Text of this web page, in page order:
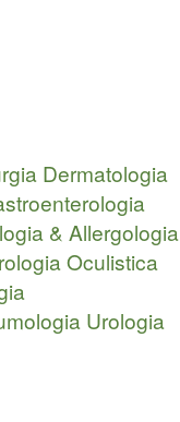
Dermatologia
& Allergologia
Oculistica
Urologia